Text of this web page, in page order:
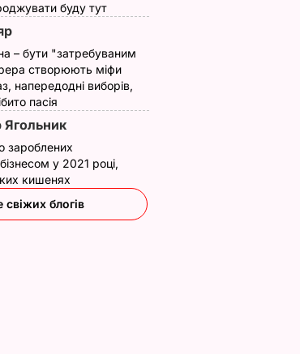
буду тут
– бути "затребуваним
створюють міфи
напередодні виборів,
пасія
зароблених
у 2021 році,
кишенях
свіжих блогів